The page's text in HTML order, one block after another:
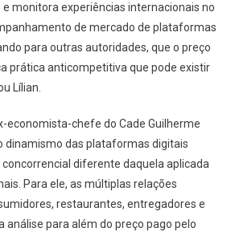
monitora experiências internacionais no
de mercado de plataformas
para outras autoridades, que o preço
prática anticompetitiva que pode existir
Lílian.
economista-chefe do Cade Guilherme
dinamismo das plataformas digitais
diferente daquela aplicada
Para ele, as múltiplas relações
restaurantes, entregadores e
para além do preço pago pelo